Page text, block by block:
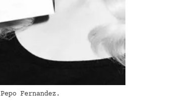
Fernandez.